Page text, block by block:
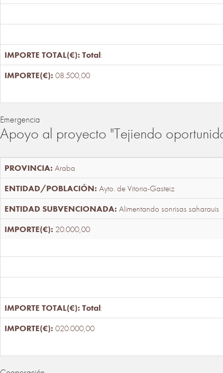
Total:
08.500,00
Emergencia
Apoyo al proyecto "Tejiendo
Araba
Ayto. de Vitoria-Gasteiz
Alimentando sonrisas saharauis
20.000,00
Total:
020.000,00